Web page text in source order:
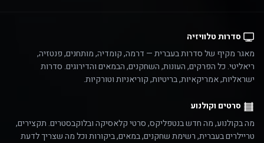
סדרות טלוויזיה
מאגר מקיף של סדרות בעברית — דרמה, קומדיה, מותחנים, פנטזיה,
ריאליטי. כל הפרקים, העונות, השחקנים, הבמאים והדירוגים. סדרות
ישראליות, אמריקאיות, בריטיות, קוריאניות וטורקיות.
סרטים וקולנוע
מה בקולנוע, מה חדש בנטפליקס, סרטי קלאסיקה ובלוקבסטרים. תקצירים,
טריילרים בעברית, רשימת שחקנים, במאים, ביקורות וכל מה שצריך לדעת